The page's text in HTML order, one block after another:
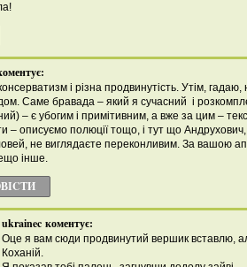
і різна продвинутість. Утім,
Саме бравада – який я сучасний і
– є убогим і примітивним, а вже за цим –
– описуємо полюції тощо, і тут що
не виглядаєте переконливим. За вашою
інше.
ukrainec коментує:
Оце я вам сюди продвинутий вершик вставлю,
Коханій.